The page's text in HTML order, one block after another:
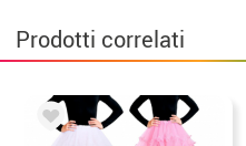
Prodotti correlati